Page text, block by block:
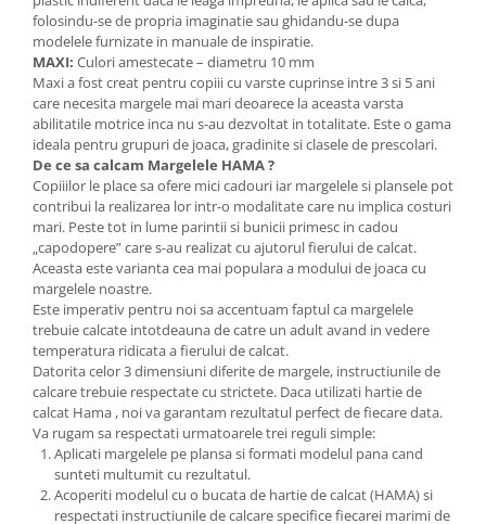
Stimulare auditiva
Stimulare olfactivă
Stimulare tactila
Stimulare vizuala
Terapie de integrare senzorială
folosindu-se de propria imaginatie sau ghidandu-se dupa
modelele furnizate in manuale de inspiratie.
MAXI: Culori amestecate – diametru 10 mm
Maxi a fost creat pentru copiii cu varste cuprinse intre 3 si 5 ani
care necesita margele mai mari deoarece la aceasta varsta
abilitatile motrice inca nu s-au dezvoltat in totalitate. Este o gama
ideala pentru grupuri de joaca, gradinite si clasele de prescolari.
De ce sa calcam Margelele HAMA ?
Copiiilor le place sa ofere mici cadouri iar margelele si plansele pot
contribui la realizarea lor intr-o modalitate care nu implica costuri
mari. Peste tot in lume parintii si bunicii primesc in cadou
„capodopere” care s-au realizat cu ajutorul fierului de calcat.
Aceasta este varianta cea mai populara a modului de joaca cu
margelele noastre.
Este imperativ pentru noi sa accentuam faptul ca margelele
trebuie calcate intotdeauna de catre un adult avand in vedere
temperatura ridicata a fierului de calcat.
Datorita celor 3 dimensiuni diferite de margele, instructiunile de
calcare trebuie respectate cu strictete. Daca utilizati hartie de
calcat Hama , noi va garantam rezultatul perfect de fiecare data.
Va rugam sa respectati urmatoarele trei reguli simple:
Aplicati margelele pe plansa si formati modelul pana cand
sunteti multumit cu rezultatul.
Acoperiti modelul cu o bucata de hartie de calcat (HAMA) si
respectati instructiunile de calcare specifice fiecarei marimi de